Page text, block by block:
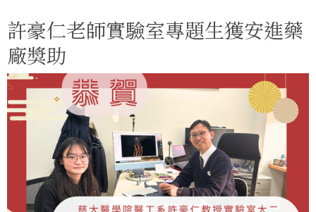
許豪仁老師實驗室專題生獲安進藥
廠獎助